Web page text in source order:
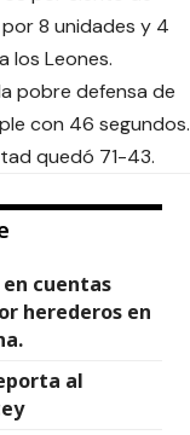
8 unidades y 4
los Leones.
pobre defensa de
con 46 segundos.
quedó 71-43.
cuentas
herederos en
al